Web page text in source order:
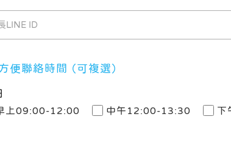
便聯絡時間 （可複選）
上09:00-12:00 中午12:00-13:30 下